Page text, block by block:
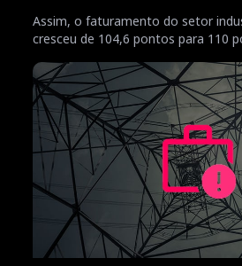
Assim, o faturamento do setor
cresceu de 104,6 pontos para 110